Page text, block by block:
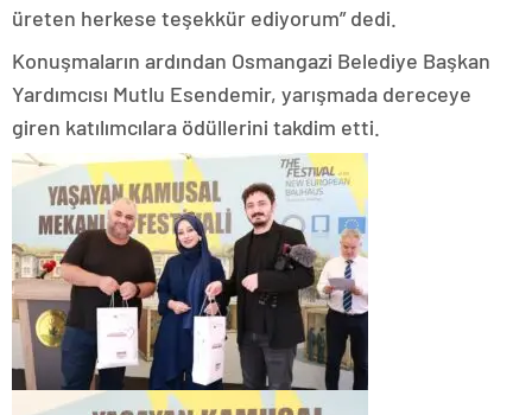
üreten herkese teşekkür ediyorum” dedi.
Konuşmaların ardından Osmangazi Belediye Başkan
Yardımcısı Mutlu Esendemir, yarışmada dereceye
giren katılımcılara ödüllerini takdim etti.